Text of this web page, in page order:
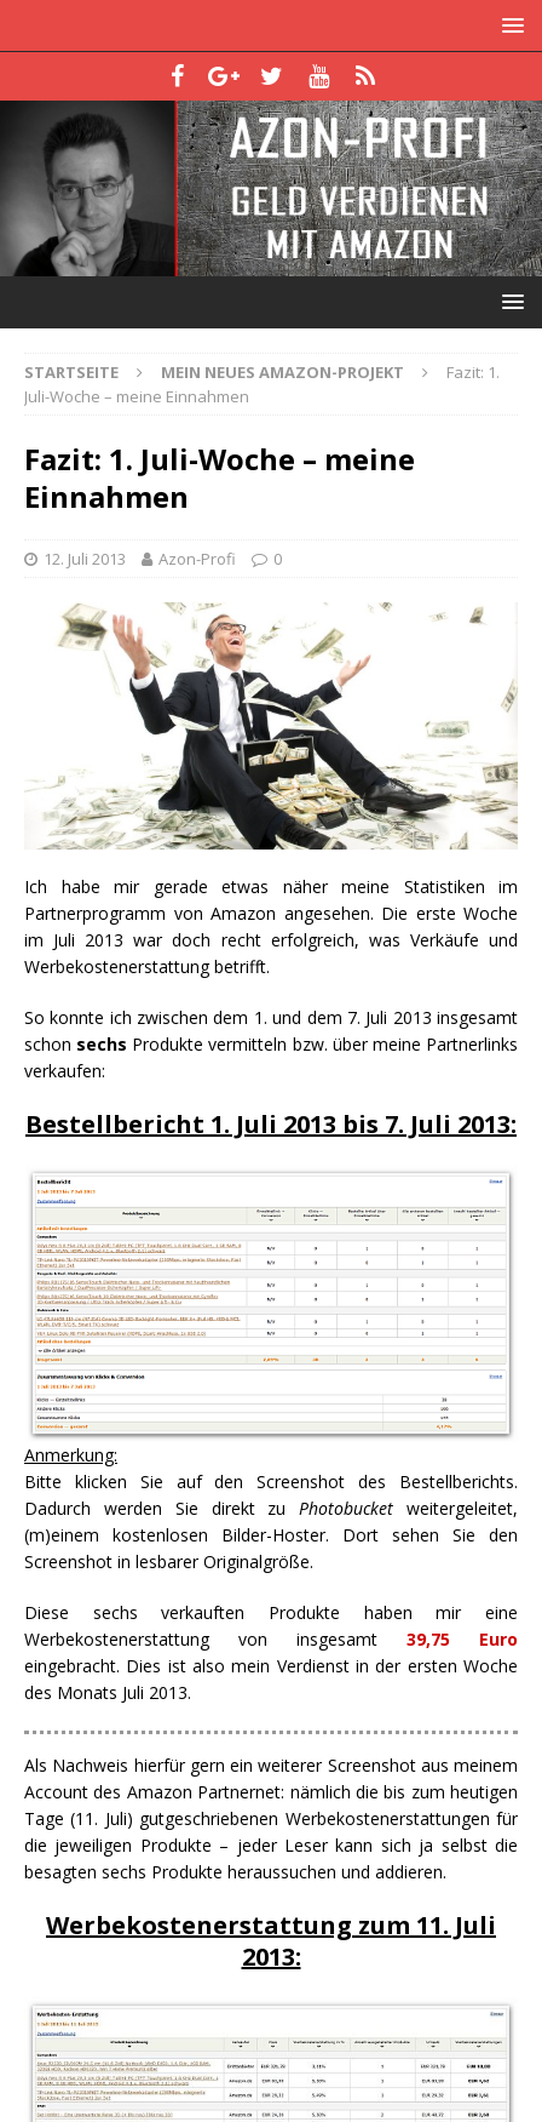
STARTSEITE MEIN NEUES AMAZON-PROJEKT
Fazit: 1.
Juli-Woche – meine Einnahmen
Fazit: 1. Juli-Woche – meine
Einnahmen
12. Juli 2013 Azon-Profi 0
Ich habe mir gerade etwas näher meine Statistiken im
Partnerprogramm von Amazon angesehen. Die erste Woche
im Juli 2013 war doch recht erfolgreich, was Verkäufe und
Werbekostenerstattung betrifft.
So konnte ich zwischen dem 1. und dem 7. Juli 2013 insgesamt
schon sechs Produkte vermitteln bzw. über meine Partnerlinks
verkaufen:
Bestellbericht 1. Juli 2013 bis 7. Juli 2013:
Anmerkung:
Bitte klicken Sie auf den Screenshot des Bestellberichts.
Dadurch werden Sie direkt zuPhotobucket weitergeleitet,
(m)einem kostenlosen Bilder-Hoster. Dort sehen Sie den
Screenshot in lesbarer Originalgröße.
Diese sechs verkauften Produkte haben mir eine
Werbekostenerstattung von insgesamt 39,75 Euro
eingebracht. Dies ist also mein Verdienst in der ersten Woche
des Monats Juli 2013.
Als Nachweis hierfür gern ein weiterer Screenshot aus meinem
Account des Amazon Partnernet: nämlich die bis zum heutigen
Tage (11. Juli) gutgeschriebenen Werbekostenerstattungen für
die jeweiligen Produkte – jeder Leser kann sich ja selbst die
besagten sechs Produkte heraussuchen und addieren.
Werbekostenerstattung zum 11. Juli
2013: